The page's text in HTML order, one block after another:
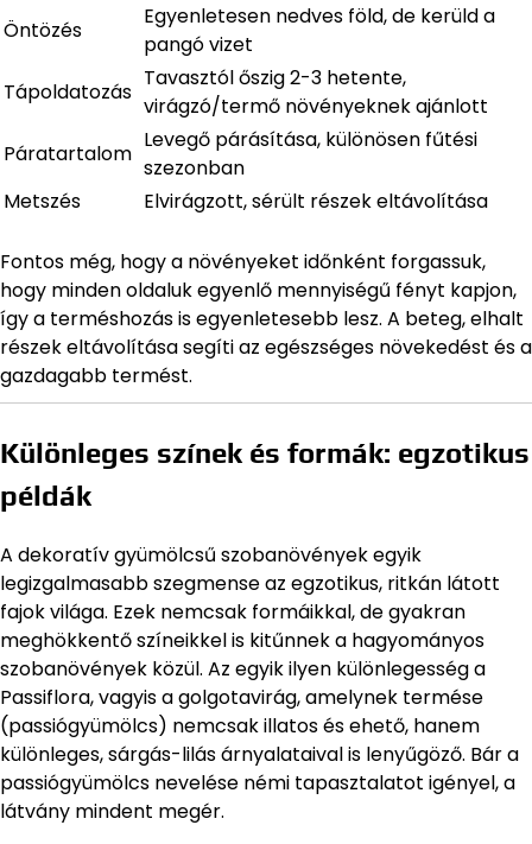
Öntözés
Egyenletesen nedves föld, de kerüld a
pangó vizet
Tápoldatozás
Tavasztól őszig 2-3 hetente,
virágzó/termő növényeknek ajánlott
Páratartalom
Levegő párásítása, különösen fűtési
szezonban
Metszés
Elvirágzott, sérült részek eltávolítása
Fontos még, hogy a növényeket időnként forgassuk,
hogy minden oldaluk egyenlő mennyiségű fényt kapjon,
így a terméshozás is egyenletesebb lesz. A beteg, elhalt
részek eltávolítása segíti az egészséges növekedést és a
gazdagabb termést.
Különleges színek és formák: egzotikus
példák
A dekoratív gyümölcsű szobanövények egyik
legizgalmasabb szegmense az egzotikus, ritkán látott
fajok világa. Ezek nemcsak formáikkal, de gyakran
meghökkentő színeikkel is kitűnnek a hagyományos
szobanövények közül. Az egyik ilyen különlegesség a
Passiflora, vagyis a golgotavirág, amelynek termése
(passiógyümölcs) nemcsak illatos és ehető, hanem
különleges, sárgás-lilás árnyalataival is lenyűgöző. Bár a
passiógyümölcs nevelése némi tapasztalatot igényel, a
látvány mindent megér.